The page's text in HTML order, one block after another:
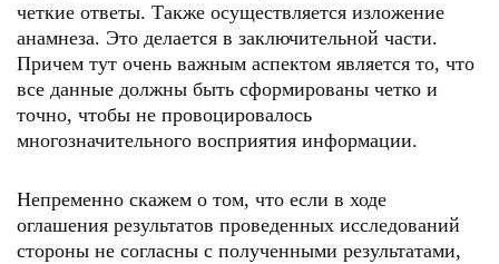
четкие ответы. Также осуществляется изложение
анамнеза. Это делается в заключительной части.
Причем тут очень важным аспектом является то, что
все данные должны быть сформированы четко и
точно, чтобы не провоцировалось
многозначительного восприятия информации.
Непременно скажем о том, что если в ходе
оглашения результатов проведенных исследований
стороны не согласны с полученными результатами,